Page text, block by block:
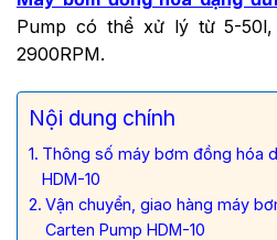
Pump có thể xử lý từ 5-
2900RPM.
Nội dung chính
Thông số máy bơm đồng hóa
HDM-10
Vận chuyển, giao hàng máy
Carten Pump HDM-10